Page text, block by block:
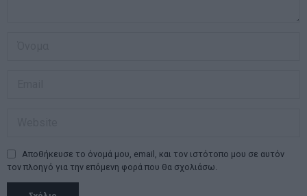
Αποθήκευσε το όνομά μου, email, και τον ιστότοπο μου σε αυτόν
τον πλοηγό για την επόμενη φορά που θα σχολιάσω.